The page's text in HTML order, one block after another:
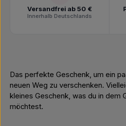
Versandfrei ab 50 €
Innerhalb Deutschlands
Das perfekte Geschenk, um ein
neuen Weg zu verschenken.
kleines Geschenk, was du in dem
möchtest.